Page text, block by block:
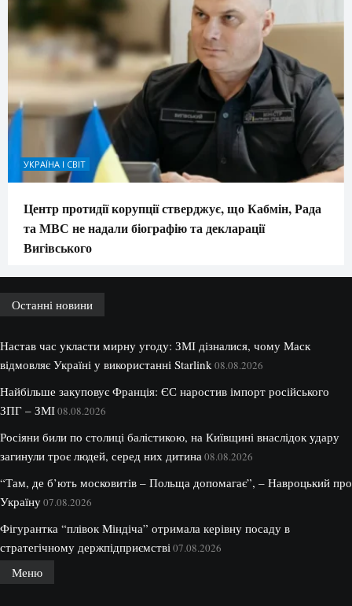
УКРАЇНА І СВІТ
Центр протидії корупції стверджує, що Кабмін, Рада
та МВС не надали біографію та декларації
Вигівського
Останні новини
Настав час укласти мирну угоду: ЗМІ дізналися, чому Маск
відмовляє Україні у використанні Starlink 08.08.2026
Найбільше закуповує Франція: ЄС наростив імпорт російського
ЗПГ – ЗМІ08.08.2026
Росіяни били по столиці балістикою, на Київщині внаслідок удару
загинули троє людей, серед них дитина 08.08.2026
“Там, де б’ють московитів – Польща допомагає”, – Навроцький про
Україну07.08.2026
Фігурантка “плівок Міндіча” отримала керівну посаду в
стратегічному держпідприємстві 07.08.2026
Меню